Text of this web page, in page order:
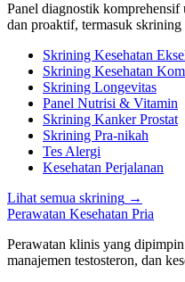
Panel diagnostik
dan proaktif, termasuk skrining
Skrining Kesehatan
Skrining Kesehatan
Skrining Longevitas
Panel Nutrisi & Vitamin
Skrining Kanker Prostat
Skrining Pra-nikah
Tes Alergi
Kesehatan Perjalanan
Lihat semua skrining →
Perawatan Kesehatan Pria
Perawatan klinis yang
manajemen testosteron, dan